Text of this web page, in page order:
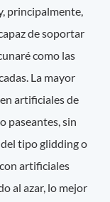
principalmente,
de soportar
como las
La mayor
artificiales de
paseantes, sin
tipo glidding o
artificiales
al azar, lo mejor